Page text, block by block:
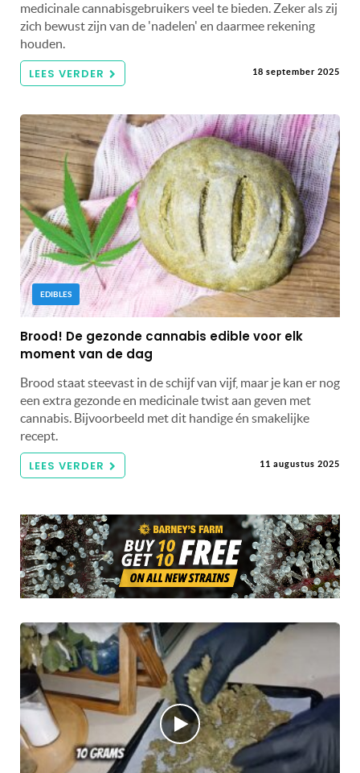
medicinale cannabisgebruikers veel te bieden. Zeker als zij
zich bewust zijn van de 'nadelen' en daarmee rekening
houden.
LEES VERDER 18 september 2025
EDIBLES
Brood! De gezonde cannabis edible voor elk
moment van de dag
Brood staat steevast in de schijf van vijf, maar je kan er nog
een extra gezonde en medicinale twist aan geven met
cannabis. Bijvoorbeeld met dit handige én smakelijke
recept.
LEES VERDER 11 augustus 2025